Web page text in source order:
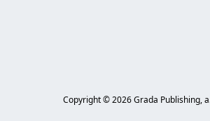
Copyright ©2026Grada Publishing,